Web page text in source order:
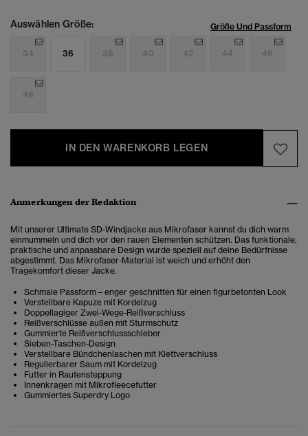
Auswählen Größe: Größe Und Passform
34 36 38 40 42 44 46
48
IN DEN WARENKORB LEGEN
Anmerkungen der Redaktion
Mit unserer Ultimate SD-Windjacke aus Mikrofaser kannst du dich warm
einmummeln und dich vor den rauen Elementen schützen. Das funktionale,
praktische und anpassbare Design wurde speziell auf deine Bedürfnisse
abgestimmt. Das Mikrofaser-Material ist weich und erhöht den
Tragekomfort dieser Jacke.
Schmale Passform – enger geschnitten für einen figurbetonten Look
Verstellbare Kapuze mit Kordelzug
Doppellagiger Zwei-Wege-Reißverschluss
Reißverschlüsse außen mit Sturmschutz
Gummierte Reißverschlussschieber
Sieben-Taschen-Design
Verstellbare Bündchenlaschen mit Klettverschluss
Regulierbarer Saum mit Kordelzug
Futter in Rautensteppung
Innenkragen mit Mikrofleecefutter
Gummiertes Superdry Logo